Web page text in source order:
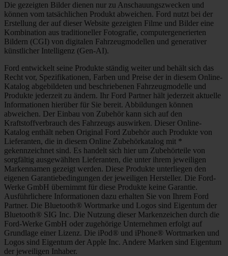
Die gezeigten Bilder dienen nur zu Anschauungszwecken und
können vom tatsächlichen Produkt abweichen. Ford nutzt bei der
Erstellung der auf dieser Website gezeigten Filme und Bilder eine
Kombination aus traditioneller Fotografie, computergenerierten
Bildern (CGI) von digitalen Fahrzeugmodellen und generativer
künstlicher Intelligenz (Gen-AI).
Ford entwickelt seine Produkte ständig weiter und behält sich das
Recht vor, Spezifikationen, Farben und Preise der in diesem Online-
Katalog abgebildeten und beschriebenen Fahrzeugmodelle und
Produkte jederzeit zu ändern. Ihr Ford Partner hält jederzeit aktuelle
Informationen hierüber für Sie bereit. Abbildungen können
abweichen. Der Einbau von Zubehör kann sich auf den
Kraftstoffverbrauch des Fahrzeugs auswirken. Dieser Online-
Katalog enthält neben Original Ford Zubehör auch Produkte von
Lieferanten, die in diesem Online Zubehörkatalog mit *
gekennzeichnet sind. Es handelt sich hier um Zubehörteile von
sorgfältig ausgewählten Lieferanten, die unter ihrem jeweiligen
Markennamen gezeigt werden. Diese Produkte unterliegen den
eigenen Garantiebedingungen der jeweiligen Hersteller. Die Ford-
Werke GmbH übernimmt für diese Produkte keine Garantie.
Ausführlichere Informationen dazu erhalten Sie von Ihrem Ford
Partner. Die Bluetooth® Wortmarke und Logos sind Eigentum der
Bluetooth® SIG Inc. Die Nutzung dieser Markenzeichen durch die
Ford-Werke GmbH oder zugehörige Unternehmen erfolgt auf
Grundlage einer Lizenz. Die iPod® und iPhone® Wortmarken und
Logos sind Eigentum der Apple Inc. Andere Marken sind Eigentum
der jeweiligen Inhaber.